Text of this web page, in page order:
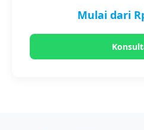
Mulai dari